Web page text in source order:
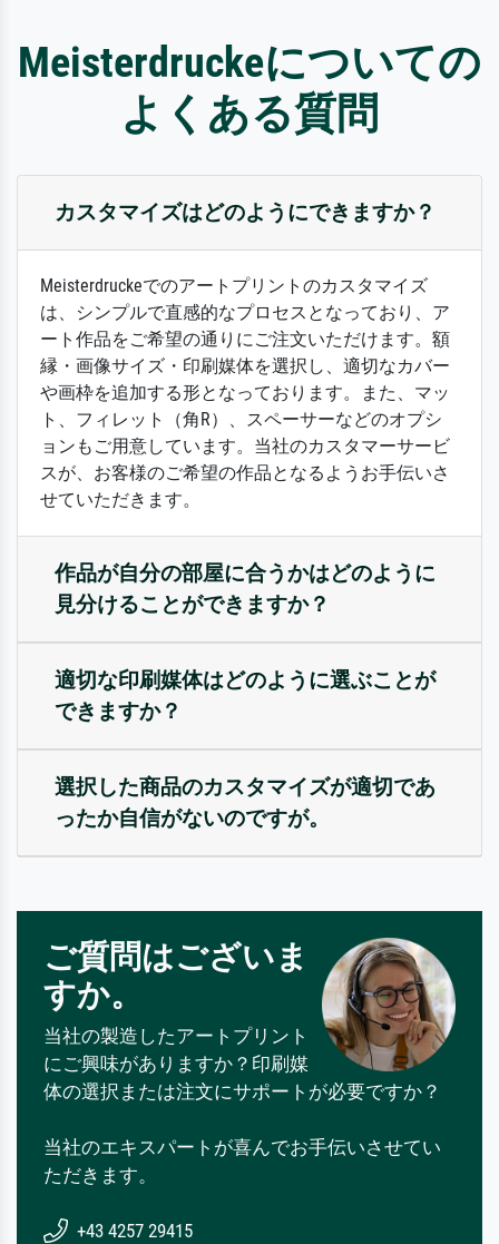
Meisterdruckeについての
よくある質問
カスタマイズはどのようにできますか？
Meisterdruckeでのアートプリントのカスタマイズ
は、シンプルで直感的なプロセスとなっており、ア
ート作品をご希望の通りにご注文いただけます。額
縁・画像サイズ・印刷媒体を選択し、適切なカバー
や画枠を追加する形となっております。また、マッ
ト、フィレット（角R）、スペーサーなどのオプシ
ョンもご用意しています。当社のカスタマーサービ
スが、お客様のご希望の作品となるようお手伝いさ
せていただきます。
作品が自分の部屋に合うかはどのように
見分けることができますか？
適切な印刷媒体はどのように選ぶことが
できますか？
選択した商品のカスタマイズが適切であ
ったか自信がないのですが。
ご質問はございま
すか。
当社の製造したアートプリント
にご興味がありますか？印刷媒
体の選択または注文にサポートが必要ですか？
当社のエキスパートが喜んでお手伝いさせてい
ただきます。
+43 4257 29415